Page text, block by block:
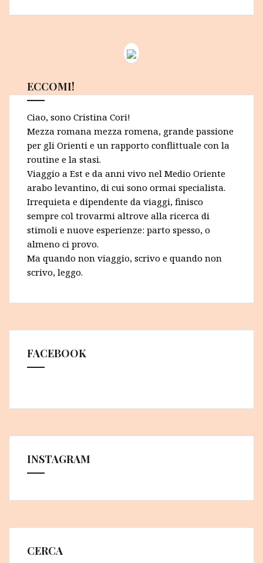
ECCOMI!
Ciao, sono Cristina Cori!
Mezza romana mezza romena, grande passione
per gli Orienti e un rapporto conflittuale con la
routine e la stasi.
Viaggio a Est e da anni vivo nel Medio Oriente
arabo levantino, di cui sono ormai specialista.
Irrequieta e dipendente da viaggi, finisco
sempre col trovarmi altrove alla ricerca di
stimoli e nuove esperienze: parto spesso, o
almeno ci provo.
Ma quando non viaggio, scrivo e quando non
scrivo, leggo.
FACEBOOK
INSTAGRAM
CERCA